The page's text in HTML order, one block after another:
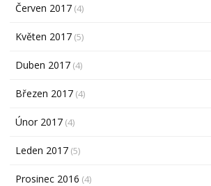
Červen 2017 (4)
Květen 2017 (5)
Duben 2017 (4)
Březen 2017 (4)
Únor 2017 (4)
Leden 2017 (5)
Prosinec 2016 (4)